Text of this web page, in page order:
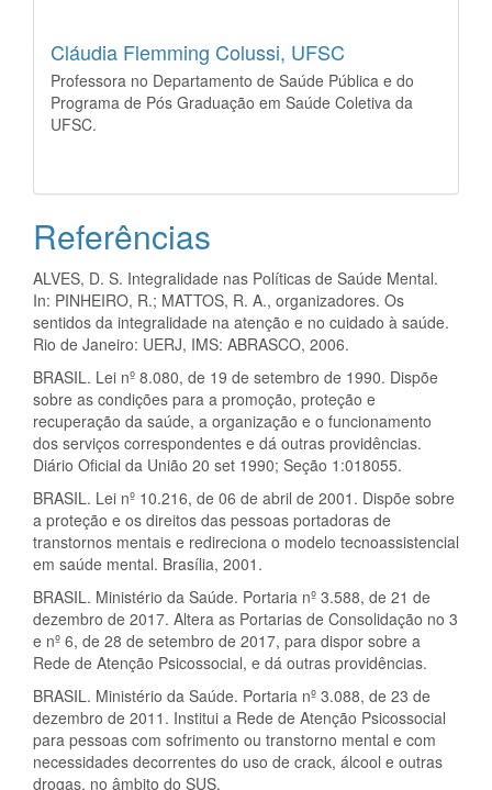
Cláudia Flemming Colussi, UFSC
Professora no Departamento de Saúde Pública e do
Programa de Pós Graduação em Saúde Coletiva da
UFSC.
Referências
ALVES, D. S. Integralidade nas Políticas de Saúde Mental.
In: PINHEIRO, R.; MATTOS, R. A., organizadores. Os
sentidos da integralidade na atenção e no cuidado à saúde.
Rio de Janeiro: UERJ, IMS: ABRASCO, 2006.
BRASIL. Lei nº 8.080, de 19 de setembro de 1990. Dispõe
sobre as condições para a promoção, proteção e
recuperação da saúde, a organização e o funcionamento
dos serviços correspondentes e dá outras providências.
Diário Oficial da União 20 set 1990; Seção 1:018055.
BRASIL. Lei nº 10.216, de 06 de abril de 2001. Dispõe sobre
a proteção e os direitos das pessoas portadoras de
transtornos mentais e redireciona o modelo tecnoassistencial
em saúde mental. Brasília, 2001.
BRASIL. Ministério da Saúde. Portaria nº 3.588, de 21 de
dezembro de 2017. Altera as Portarias de Consolidação no 3
e nº 6, de 28 de setembro de 2017, para dispor sobre a
Rede de Atenção Psicossocial, e dá outras providências.
BRASIL. Ministério da Saúde. Portaria nº 3.088, de 23 de
dezembro de 2011. Institui a Rede de Atenção Psicossocial
para pessoas com sofrimento ou transtorno mental e com
necessidades decorrentes do uso de crack, álcool e outras
drogas, no âmbito do SUS.